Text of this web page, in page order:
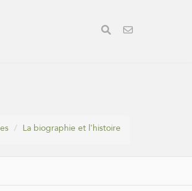
La biographie et l'histoire